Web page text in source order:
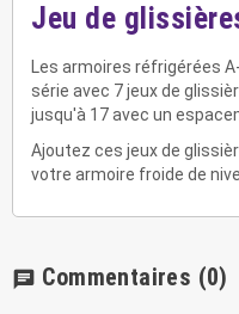
Jeu de
Les armoires réfrigérées
série avec 7 jeux de
jusqu'à 17 avec un
Ajoutez ces jeux de
votre armoire froide de
chat Commentaires (0)